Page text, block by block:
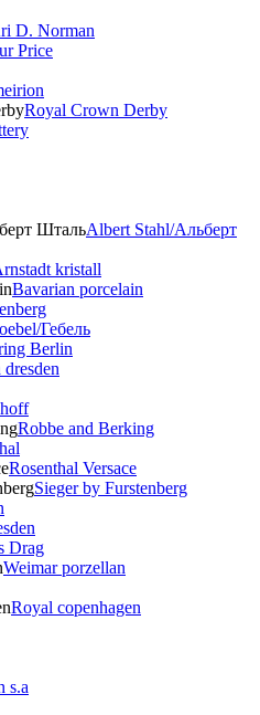
D. Norman
Price
Royal Crown Derby
Albert Stahl/Альбеpт
kristall
Bavarian porcelain
Гебель
Berlin
Robbe and Berking
Rosenthal Versace
Sieger by Furstenberg
Drag
Weimar porzellan
Royal copenhagen
s.a